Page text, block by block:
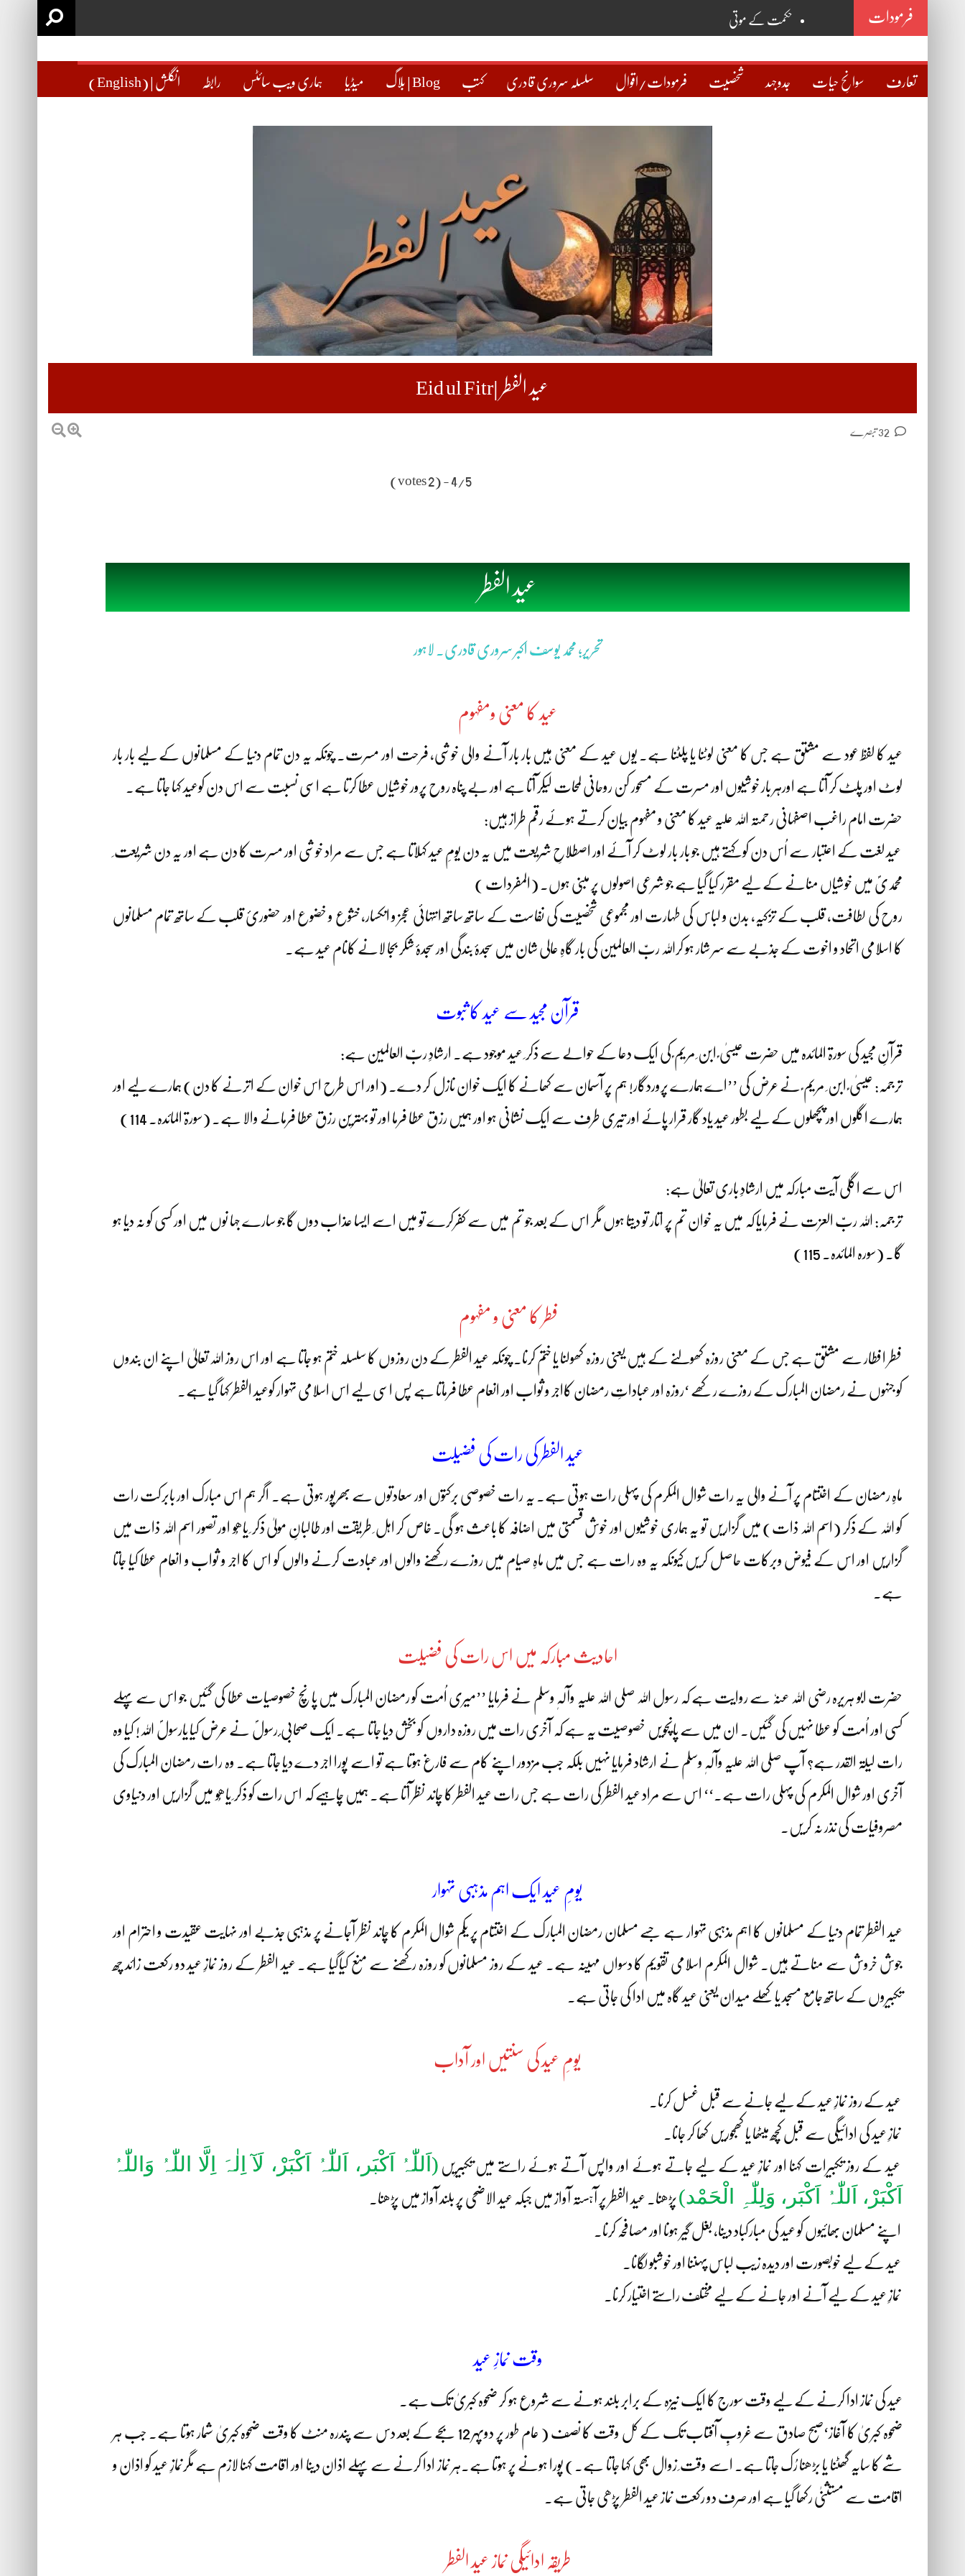
فرمودات حکمت کے موتی
نگاہ
تعارف سوانحِ حیات جدوجہد شخصیت فرمودات/اقوال سلسلہ سروری قادری کتب بلاگ | Blog میڈیا ہماری ویب سائٹس رابطہ (English) | انگلش
عید الفطر |Eid ul Fitr
4/5 - (2 votes)
عید الفطر
تحریر؛ محمد یوسف اکبر سروری قادری۔ لاہور
عید کا معنی ومفہوم
عید کا لفظ عود سے مشتق ہے جس کا معنی لوٹنا یا پلٹنا ہے۔ یوں عید کے معنی ہیں بار بار آنے والی خوشی، فرحت اور مسرت۔ چونکہ یہ دن تمام دنیا کے مسلمانوں کے لیے بار بار
لوٹ اور پلٹ کر آتا ہے اورہر بار خوشیوں اور مسرت کے مسحور کن روحانی لمحات لیکر آتا ہے اور بے پناہ روح پرور خوشیاں عطا کرتا ہے اسی نسبت سے اس دن کوعید کہا جاتا ہے۔
حضرت امام راغب اصفہانی رحمتہ اللہ علیہ عید کا معنی و مفہوم بیان کرتے ہوئے رقم طراز ہیں:
عید لغت کے اعتبار سے اُس دن کو کہتے ہیں جو بار بار لوٹ کر آئے اور اصطلاحِ شریعت میں یہ دن یومِ عید کہلاتا ہے جس سے مراد خوشی اور مسرت کا دن ہے اور یہ دن شریعت ِ
محمدیؐ میں خوشیاں منانے کے لیے مقرر کیا گیا ہے جو شرعی اصولوں پر مبنی ہوں۔ (المفردات )
روح کی لطافت، قلب کے تزکیہ، بدن و لباس کی طہارت اور مجموعی شخصیت کی نفاست کے ساتھ ساتھ انتہائی عجز و انکسار، خشوع و خضوع اور حضوریٔ قلب کے ساتھ تمام مسلمانوں
کا اسلامی اتحاد و اخوت کے جذبے سے سر شار ہو کراللہ ربّ العالمین کی بار گاہِ عالی شان میں سجدۂ بندگی اور سجدۂ شکر بجا لانے کانام عید ہے۔
قرآن مجید سے عید کا ثبوت
قرآنِ مجید کی سورۃ المائدہ میں حضرت عیسیٰ ؑ ابن ِ مریم ؑ کی ایک دعا کے حوالے سے ذکر ِ عید موجود ہے۔ ارشادِ ربّ العالمین ہے:
ترجمہ: عیسیٰ ؑ ابن ِ مریم ؑ نے عرض کی ’’اے ہمارے پروردگار! ہم پر آسمان سے کھانے کا ایک خوان نازل کر دے۔ (اور اس طرح اس خوان کے اترنے کا دن) ہمارے لیے اور
ہمارے اگلوں اور پچھلوں کے لیے بطور عید یاد گار قرار پائے اور تیری طرف سے ایک نشانی ہو اور ہمیں رزق عطا فرما اور تو بہترین رزق عطا فرمانے والا ہے۔ (سورۃ المائدہ۔ 114)
اس سے اگلی آیت مبارکہ میں ارشادِ باری تعالیٰ ہے:
ترجمہ: اللہ ربّ العزت نے فرمایا کہ میں یہ خوان تم پر اتار تو دیتا ہوں مگر اس کے بعد جو تم میں سے کفرکرے تو میں اسے ایسا عذاب دوں گا جو سارے جہا نوں میں اور کسی کو نہ دیا ہو
گا۔ (سورہ المائدہ۔ 115)
فطر کا معنی و مفہوم
فطر افطار سے مشتق ہے جس کے معنی روزہ کھولنے کے ہیں یعنی روزہ کھولنا یا ختم کرنا۔ چونکہ عید الفطر کے دن روزوں کا سلسلہ ختم ہو جاتا ہے اور اس روز اللہ تعالیٰ اپنے ان بندوں
کو جنہوں نے رمضان المبارک کے روزے رکھے ‘روزہ اور عباداتِ رمضان کااجر و ثواب اور انعام عطا فرماتا ہے پس اسی لیے اس اسلامی تہوار کوعید الفطر کہا گیا ہے۔
عید الفطر کی رات کی فضیلت
ماہِ رمضان کے اختتام پر آنے والی یہ رات شوال المکرم کی پہلی رات ہوتی ہے۔ یہ رات خصوصی برکتوں اور سعادتوں سے بھرپور ہوتی ہے۔ اگر ہم اس مبارک اور بابرکت رات
کو اللہ کے ذکر (اسم اللہ ذات) میں گزاریں تو یہ ہماری خوشیوں اور خوش قسمتی میں اضافہ کا باعث ہو گی۔ خاص کر اہل ِ طریقت اور طالبانِ مولیٰ ذکر ِ یاھُو اور تصور اسم اللہ ذات میں
گزاریں اور اس کے فیوض وبرکات حاصل کریں کیونکہ یہ وہ رات ہے جس میں ماہِ صیام میں روزے رکھنے والوں اور عبادت کرنے والوں کو اس کا اجر و ثواب و انعام عطا کیا جاتا
ہے۔
احادیث مبارکہ میں اس رات کی فضیلت
حضرت ابو ہریرہ رضی اللہ عنہٗ سے روایت ہے کہ رسول اللہ صلی اللہ علیہ وآلہٖ وسلم نے فرمایا ’’میری اُمت کو رمضان المبارک میں پانچ خصوصیات عطا کی گئیں جو اس سے پہلے
کسی اور اُمت کو عطا نہیں کی گئیں۔ ان میں سے پانچویں خصوصیت یہ ہے کہ آخری رات میں روزہ داروں کو بخش دیا جاتا ہے۔ ایک صحابی ٔ رسولؐ نے عرض کیا یارسولؐ اللہ! کیا وہ
رات لیلۃ القدر ہے؟ آپ صلی اللہ علیہ وآلہٖ وسلم نے ارشاد فرمایا نہیں بلکہ جب مزدور اپنے کام سے فارغ ہوتا ہے تو اسے پورا اجر دے دیا جاتا ہے۔ وہ رات رمضان المبارک کی
آخری اور شوال المکرم کی پہلی رات ہے۔‘‘ اس سے مراد عید الفطر کی رات ہے جس رات عید الفطر کا چاند نظر آتا ہے۔ ہمیں چاہیے کہ اس رات کو ذکر ِ یاھُو میں گزاریں اور دنیاوی
مصروفیات کی نذر نہ کریں۔
یومِ عید ایک اہم مذہبی تہوار
عید الفطر تمام دنیا کے مسلمانوں کا اہم مذہبی تہوار ہے جسے مسلمان رمضان المبارک کے اختتام پر یکم شوال المکرم کا چاند نظر آجانے پر مذہبی جذبے اور نہایت عقیدت و احترام اور
جوش خروش سے مناتے ہیں۔ شوال المکرم اسلامی تقویم کا دسواں مہینہ ہے۔ عید کے روز مسلمانوں کو روزہ رکھنے سے منع کیاگیا ہے۔ عید الفطر کے روز نمازِ عید دو رکعت زائد چھ
تکبیروں کے ساتھ جامع مسجد یا کھلے میدان یعنی عید گاہ میں ادا کی جاتی ہے۔
یومِ عید کی سنتیں اور آداب
عید کے روز نمازِ عید کے لیے جانے سے قبل غسل کرنا۔
نمازِ عید کی ادائیگی سے قبل کچھ میٹھا یا کھجوریں کھا کر جانا۔
عید کے روز تکبیرات کہنا اور نمازِ عید کے لیے جاتے ہوئے اور واپس آتے ہوئے راستے میں تکبیریں ( اَللّٰہُ اَکْبَر، اَللّٰہُ اَکْبَرْ، لَآ اِلٰہَ اِلَّا اللّٰہُ وَاللّٰہُ
اَکْبَرْ، اَللّٰہُ اَکْبَر، وَلِلّٰہِ الْحَمْد) پڑھنا۔ عید الفطر پر آہستہ آواز میں جبکہ عید الاضحی پر بلند آواز میں پڑھنا۔
اپنے مسلمان بھائیوں کو عید کی مبارکباد دینا، بغل گیر ہونا اور مصافحہ کرنا۔
عید کے لیے خوبصورت اور دیدہ زیب لباس پہننا اور خوشبو لگانا۔
نمازِ عید کے لیے آنے اور جانے کے لیے مختلف راستے اختیار کرنا۔
وقت نمازِ عید
عید کی نماز ادا کرنے کے لیے وقت سورج کا ایک نیزہ کے برابر بلند ہونے سے شروع ہو کر ضحوہ کبریٰ تک ہے۔
ضحوہ کبریٰ کا آغاز‘صبح صادق سے غروبِ آفتاب تک کے کل وقت کا نصف ( عام طور پر دوپہر 12 بجے کے بعد دس سے پندرہ منٹ کا وقت ضحوہ کبریٰ شمار ہوتا ہے۔ جب ہر
شے کا سایہ گھٹنا یا بڑھنا رُک جاتا ہے۔ اسے وقت ِ زوال بھی کہا جاتا ہے۔) پورا ہونے پر ہوتا ہے۔ہر نماز ادا کرنے سے پہلے اذان دینا اور اقامت کہنا لازم ہے مگرنمازِ عید کو اذان و
اقامت سے مستثنیٰ رکھا گیا ہے اور صرف دو رکعت نماز عید الفطر پڑھی جاتی ہے۔
طریقہ ادائیگی نماز عید الفطر